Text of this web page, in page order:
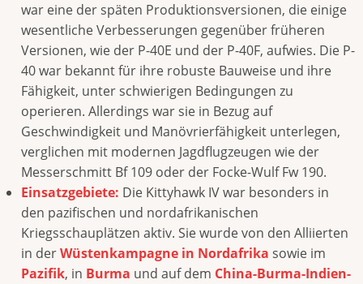
war eine der späten Produktionsversionen, die einige
wesentliche Verbesserungen gegenüber früheren
Versionen, wie der P-40E und der P-40F, aufwies. Die P-
40 war bekannt für ihre robuste Bauweise und ihre
Fähigkeit, unter schwierigen Bedingungen zu
operieren. Allerdings war sie in Bezug auf
Geschwindigkeit und Manövrierfähigkeit unterlegen,
verglichen mit modernen Jagdflugzeugen wie der
Messerschmitt Bf 109 oder der Focke-Wulf Fw 190.
Einsatzgebiete: Die Kittyhawk IV war besonders in
den pazifischen und nordafrikanischen
Kriegsschauplätzen aktiv. Sie wurde von den Alliierten
in derWüstenkampagne in Nordafrika sowie im
Pazifik, in Burma und auf dem China-Burma-Indien-